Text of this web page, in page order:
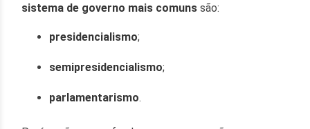
sistema de governo mais comuns são:
presidencialismo;
semipresidencialismo;
parlamentarismo.